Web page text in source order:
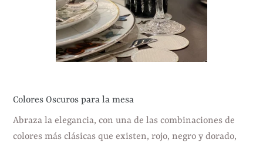
Colores Oscuros para la mesa
Abraza la elegancia, con una de las combinaciones de
colores más clásicas que existen, rojo, negro y dorado,